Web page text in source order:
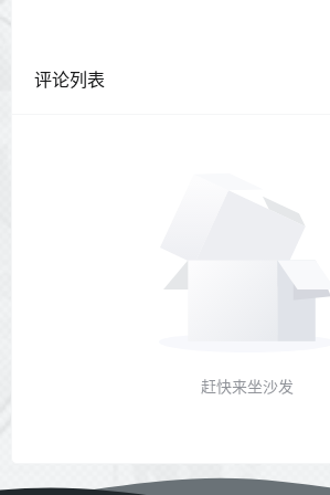
评论列表
赶快来坐沙发